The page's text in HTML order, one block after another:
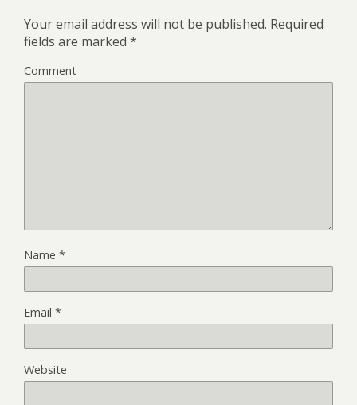
Your email address will not be published. Required
fields are marked *
Comment
Name *
Email *
Website